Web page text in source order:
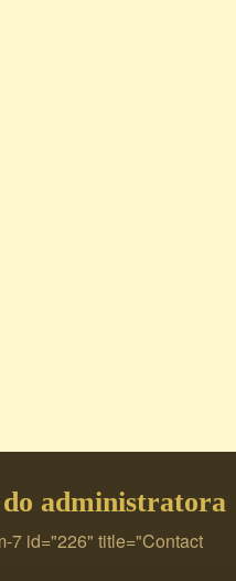
administratora
7 id="226" title="Contact